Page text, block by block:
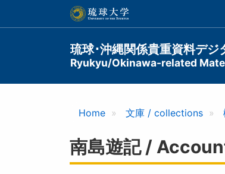
ン
琉球･沖縄関係貴重資料デジ
Ryukyu/Okinawa-related
Main
navigation
Home 文庫 / collections
南島遊記 /